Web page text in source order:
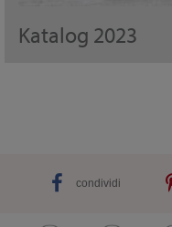
Katalog 2023
condividi